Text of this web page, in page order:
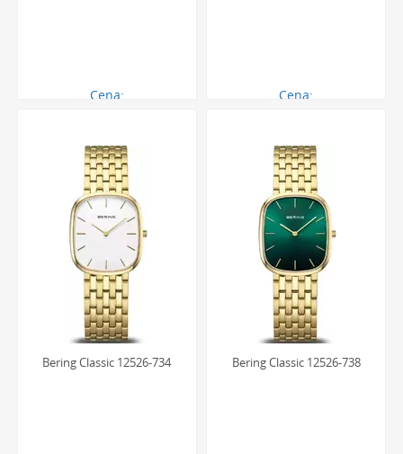
Cena:
Cena:
Bering Classic 12526-734 Bering Classic 12526-738